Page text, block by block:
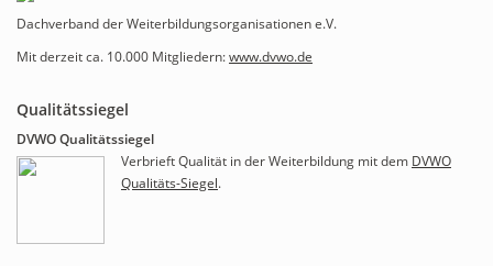
Dachverband der Weiterbildungsorganisationen e.V.
Mit derzeit ca. 10.000 Mitgliedern:www.dvwo.de
Qualitätssiegel
DVWO Qualitätssiegel
Verbrieft Qualität in der Weiterbildung mit dem DVWO
Qualitäts-Siegel.